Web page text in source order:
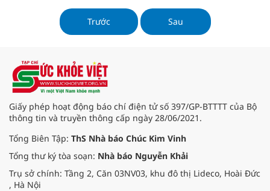
phá, trở thành điểm sáng tiêu biểu
được ngành y tế tỉnh Bắc Ninh ghi
nhận ngay trong những tháng đầu
Trước Sau
Giấy phép hoạt động báo chí điện tử số 397/GP-BTTTT của Bộ
thông tin và truyền thông cấp ngày 28/06/2021.
Tổng Biên Tập: ThS Nhà báo Chúc Kim Vinh
Tổng thư ký tòa soạn: Nhà báo Nguyễn Khải
Trụ sở chính: Tầng 2, Căn 03NV03, khu đô thị Lideco, Hoài Đức
, Hà Nội